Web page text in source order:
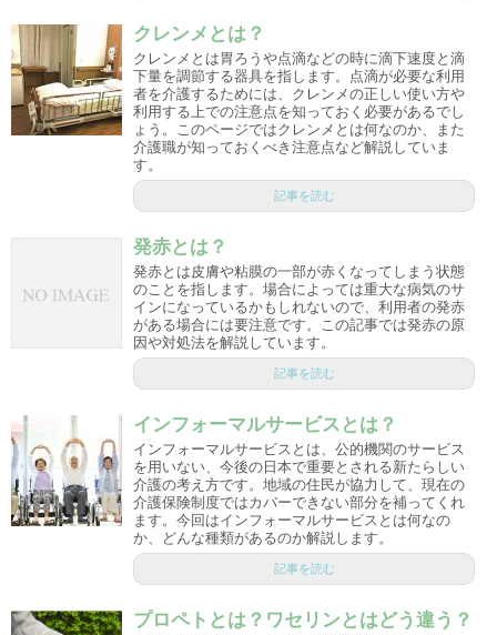
クレンメとは？
クレンメとは胃ろうや点滴などの時に滴下速度と滴
下量を調節する器具を指します。点滴が必要な利用
者を介護するためには、クレンメの正しい使い方や
利用する上での注意点を知っておく必要があるでし
ょう。このページではクレンメとは何なのか、また
介護職が知っておくべき注意点など解説していま
す。
記事を読む
発赤とは？
発赤とは皮膚や粘膜の一部が赤くなってしまう状態
のことを指します。場合によっては重大な病気のサ
インになっているかもしれないので、利用者の発赤
がある場合には要注意です。この記事では発赤の原
因や対処法を解説しています。
記事を読む
インフォーマルサービスとは？
インフォーマルサービスとは、公的機関のサービス
を用いない、今後の日本で重要とされる新たらしい
介護の考え方です。地域の住民が協力して、現在の
介護保険制度ではカバーできない部分を補ってくれ
ます。今回はインフォーマルサービスとは何なの
か、どんな種類があるのか解説します。
記事を読む
プロペトとは？ワセリンとはどう違う？